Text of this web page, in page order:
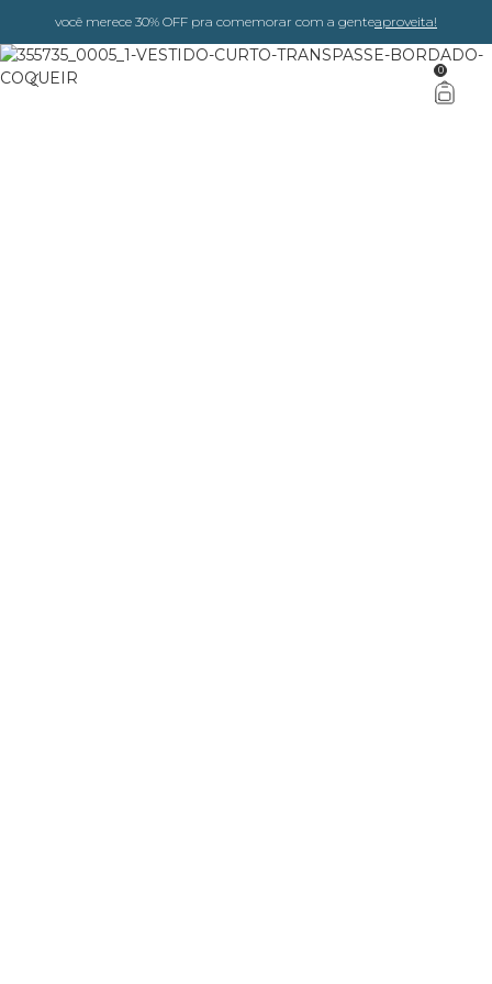
você merece 30% OFF pra comemorar com a genteaproveita!
0